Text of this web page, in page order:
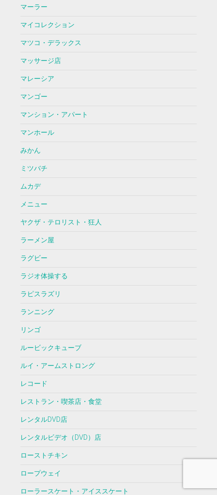
マーラー
マイコレクション
マツコ・デラックス
マッサージ店
マレーシア
マンゴー
マンション・アパート
マンホール
みかん
ミツバチ
ムカデ
メニュー
ヤクザ・テロリスト・狂人
ラーメン屋
ラグビー
ラジオ体操する
ラピスラズリ
ランニング
リンゴ
ルービックキューブ
ルイ・アームストロング
レコード
レストラン・喫茶店・食堂
レンタルDVD店
レンタルビデオ（DVD）店
ローストチキン
ロープウェイ
ローラースケート・アイススケート